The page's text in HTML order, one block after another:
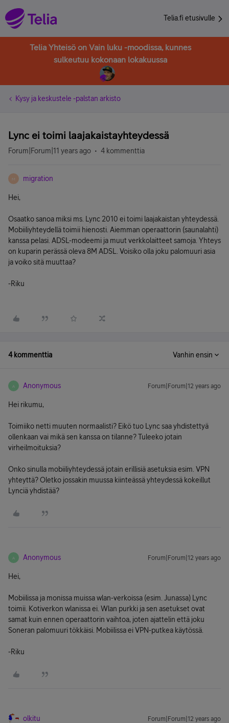
Telia.fi etusivulle
Telia Yhteisö on Vain luku -moodissa, kunnes
sulkeutuu kokonaan lokakuussa
Kysy ja keskustele -palstan arkisto
Lync ei toimi laajakaistayhteydessä
Forum|Forum|11 years ago 4 kommenttia
M migration
Hei,
Osaatko sanoa miksi ms. Lync 2010 ei toimi laajakaistan yhteydessä.
Mobiiliyhteydellä toimii hienosti. Aiemman operaattorin (saunalahti)
kanssa pelasi. ADSL-modeemi ja muut verkkolaitteet samoja. Yhteys
on kuparin perässä oleva 8M ADSL. Voisiko olla joku palomuuri asia
ja voiko sitä muuttaa?
-Riku
4 kommenttia Vanhin ensin
A Anonymous Forum|Forum|12 years ago
Hei rikumu,
Toimiiko netti muuten normaalisti? Eikö tuo Lync saa yhdistettyä
ollenkaan vai mikä sen kanssa on tilanne? Tuleeko jotain
virheilmoituksia?
Onko sinulla mobiiliyhteydessä jotain erillisiä asetuksia esim. VPN
yhteyttä? Oletko jossakin muussa kiinteässä yhteydessä kokeillut
Lynciä yhdistää?
A Anonymous Forum|Forum|12 years ago
Hei,
Mobiilissa ja monissa muissa wlan-verkoissa (esim. Junassa) Lync
toimii. Kotiverkon wlanissa ei. Wlan purkki ja sen asetukset ovat
samat kuin ennen operaattorin vaihtoa, joten ajattelin että joku
Soneran palomuuri tökkäisi. Mobiilissa ei VPN-putkea käytössä.
-Riku
olkitu Forum|Forum|12 years ago